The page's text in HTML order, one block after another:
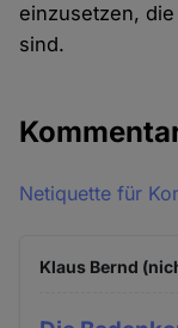
einzusetzen,
sind.
Netiquette für
Klaus Bernd